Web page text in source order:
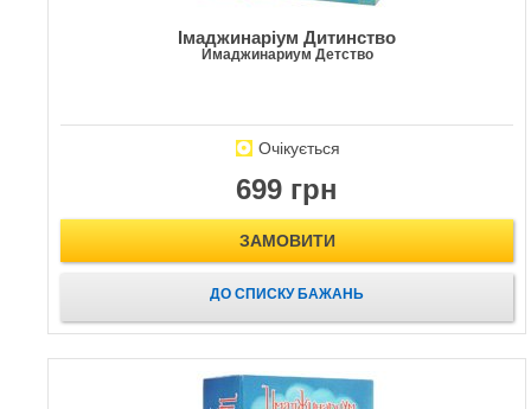
Імаджинаріум Дитинство
Имаджинариум Детство
Очікується
699 грн
ЗАМОВИТИ
ДО СПИСКУ БАЖАНЬ